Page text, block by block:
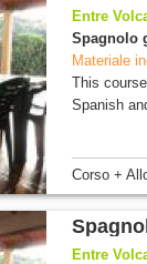
Entre
Spagnolo
Materiale
This
Spanish
Corso +
Entre